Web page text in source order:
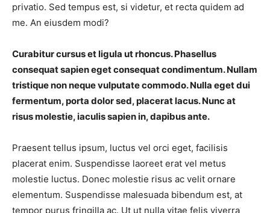
privatio. Sed tempus est, si videtur, et recta quidem ad
me. An eiusdem modi?
Curabitur cursus et ligula ut rhoncus. Phasellus
consequat sapien eget consequat condimentum. Nullam
tristique non neque vulputate commodo. Nulla eget dui
fermentum, porta dolor sed, placerat lacus. Nunc at
risus molestie, iaculis sapien in, dapibus ante.
Praesent tellus ipsum, luctus vel orci eget, facilisis
placerat enim. Suspendisse laoreet erat vel metus
molestie luctus. Donec molestie risus ac velit ornare
elementum. Suspendisse malesuada bibendum est, at
tempor purus fringilla ac. Ut ut nulla vitae felis viverra